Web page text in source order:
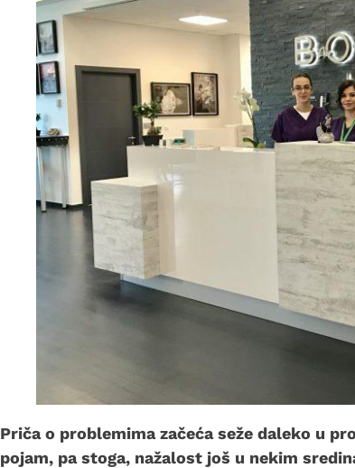
Priča o problemima začeća seže daleko u
pojam, pa stoga, nažalost još u nekim